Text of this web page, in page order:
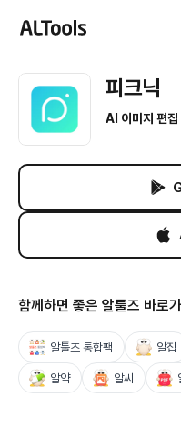
피크닉
AI 이미지 편
함께하면 좋은 알툴즈 바로가
알툴즈 통합팩 알집
알약 알씨